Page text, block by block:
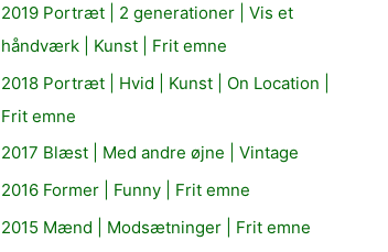
2019 Portræt | 2 generationer | Vis et
håndværk | Kunst | Frit emne
2018 Portræt | Hvid | Kunst | On Location |
Frit emne
2017 Blæst | Med andre øjne | Vintage
2016 Former | Funny | Frit emne
2015 Mænd | Modsætninger | Frit emne